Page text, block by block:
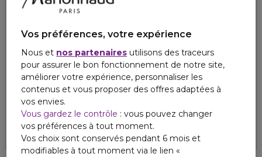
JEAN PAUL GAULTIER
SCANDAL LE PARFUM
Eau de parfum
À partir de95,60 €
3 formats
4.9 121
YVES SAINT LAURENT
LIBRE
Parfum
À partir de 120,50 €
4.8
Vos préférences, votre expérience
Nous et nos partenaires utilisons des traceurs
pour assurer le bon fonctionnement de notre site,
améliorer votre expérience, personnaliser les
contenus et vous proposer des offres adaptées à
vos envies.
Vous gardez le contrôle : vous pouvez changer
vos préférences à tout moment.
Vos choix sont conservés pendant 6 mois et
modifiables à tout moment via le lien «